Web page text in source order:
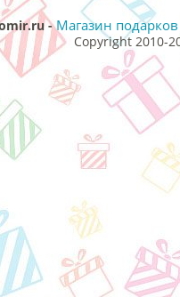
-Магазин
Copyright 2010-